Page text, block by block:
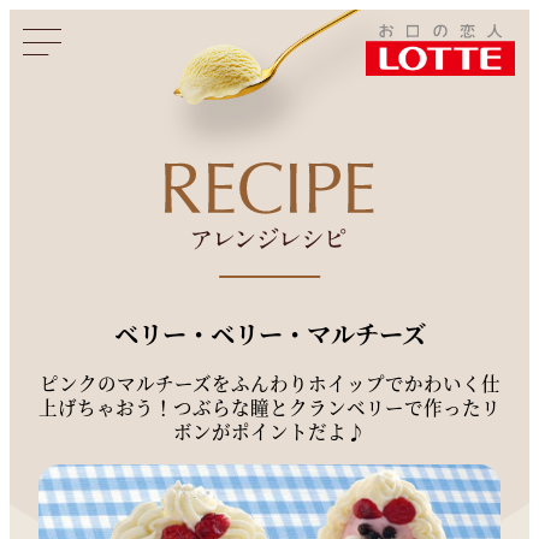
このページをシェアする
ベリー・ベリー・マルチーズ
ピンクのマルチーズをふんわりホイップでかわいく仕
上げちゃおう！つぶらな瞳とクランベリーで作ったリ
ボンがポイントだよ♪